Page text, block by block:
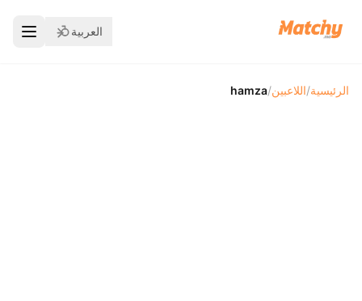
العربية
الرئيسية/اللاعبين/
hamza